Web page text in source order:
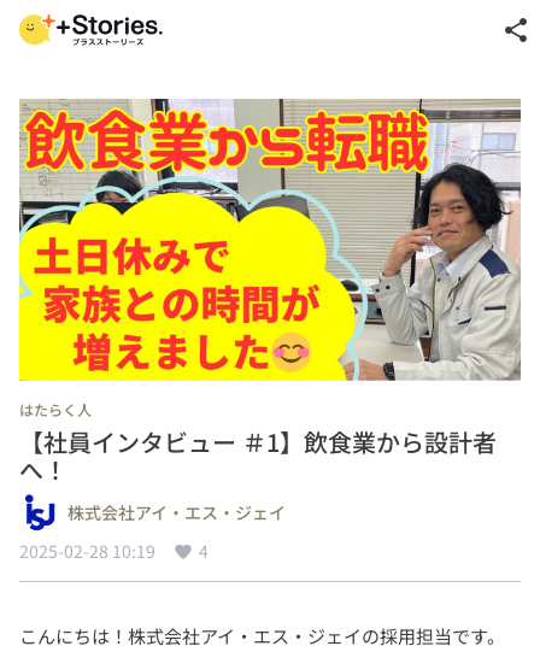
share
はたらく人
【社員インタビュー ＃1】飲食業から設計者
へ！
株式会社アイ・エス・ジェイ
2025-02-28 10:19
4